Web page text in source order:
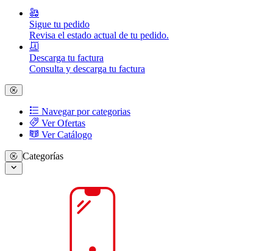
Sigue tu pedido
Revisa el estado actual de tu pedido.
Descarga tu factura
Consulta y descarga tu factura
Navegar por categorias
Ver Ofertas
Ver Catálogo
Categorías